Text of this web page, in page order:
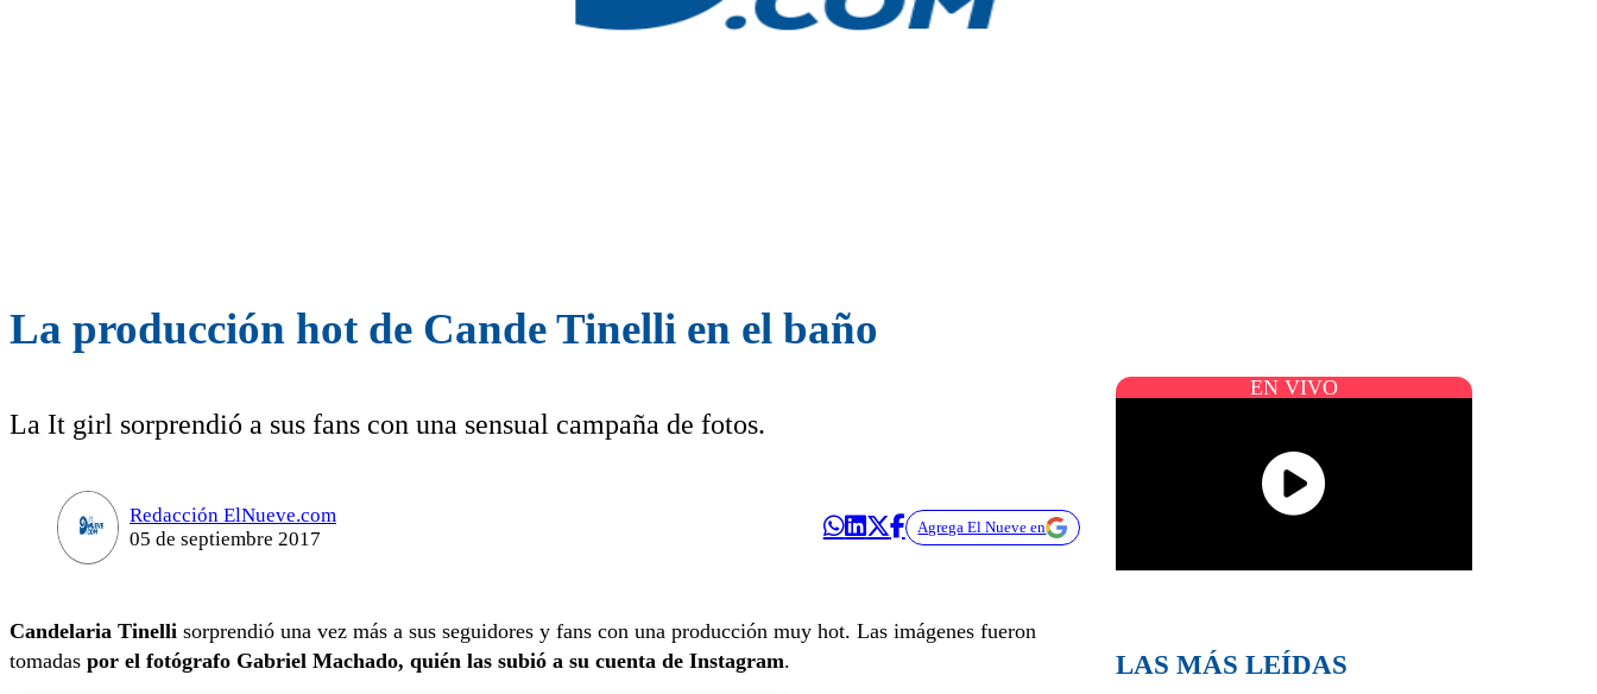
La producción hot de Cande Tinelli en el baño
La It girl sorprendió a sus fans con una sensual campaña de fotos.
Redacción ElNueve.com
05 de septiembre 2017
Agrega El Nueve en
Candelaria Tinelli sorprendió una vez más a sus seguidores y fans con una producción muy hot. Las imágenes fueron
tomadas por el fotógrafo Gabriel Machado, quién las subió a su cuenta de Instagram.
EN VIVO
LAS MÁS LEÍDAS